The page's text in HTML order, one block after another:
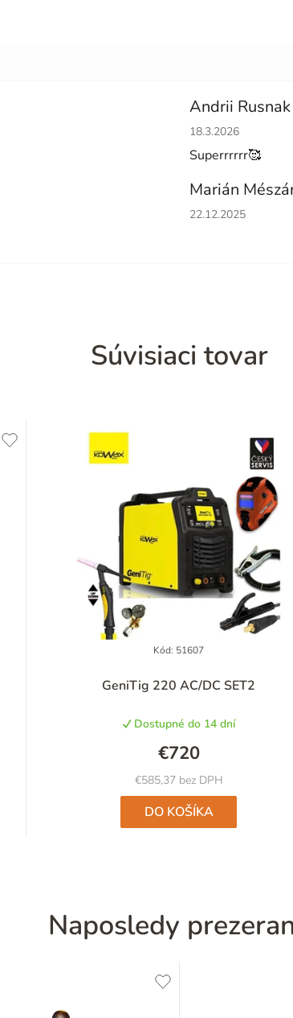
Andrii Rusnak
Hodnotenie
18.3.2026
Superrrrrr🥰
Marián
Hodnotenie
22.12.2025
Súvisiaci tovar
GeniTig 220 AC/DC SET2
Dostupné do 14 dní
€585,37 bez DPH
€720
DO KOŠÍKA
Kód: 51607
Naposledy